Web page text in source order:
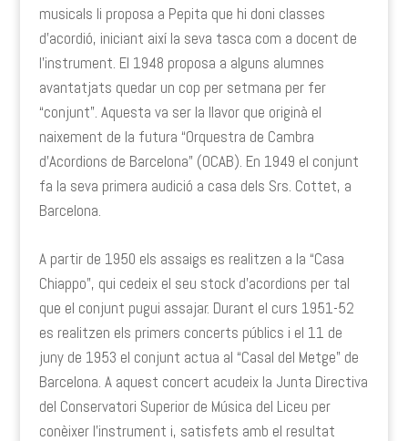
musicals li proposa a Pepita que hi doni classes
d’acordió, iniciant així la seva tasca com a docent de
l’instrument. El 1948 proposa a alguns alumnes
avantatjats quedar un cop per setmana per fer
“conjunt”. Aquesta va ser la llavor que originà el
naixement de la futura “Orquestra de Cambra
d’Acordions de Barcelona” (OCAB). En 1949 el conjunt
fa la seva primera audició a casa dels Srs. Cottet, a
Barcelona.
A partir de 1950 els assaigs es realitzen a la “Casa
Chiappo”, qui cedeix el seu stock d’acordions per tal
que el conjunt pugui assajar. Durant el curs 1951-52
es realitzen els primers concerts públics i el 11 de
juny de 1953 el conjunt actua al “Casal del Metge” de
Barcelona. A aquest concert acudeix la Junta Directiva
del Conservatori Superior de Música del Liceu per
conèixer l’instrument i, satisfets amb el resultat